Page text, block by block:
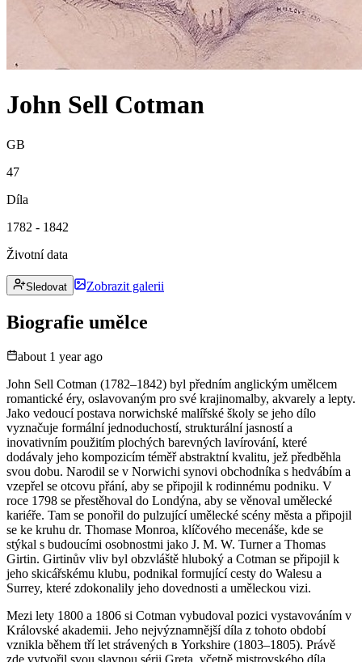
John Sell Cotman
GB
47
Díla
1782 - 1842
Životní data
Sledovat Zobrazit galerii
Biografie umělce
about 1 year ago
John Sell Cotman (1782–1842) byl předním anglickým umělcem
romantické éry, oslavovaným pro své krajinomalby, akvarely a lepty.
Jako vedoucí postava norwichské malířské školy se jeho dílo
vyznačuje formální jednoduchostí, strukturální jasností a
inovativním použitím plochých barevných lavírování, které
dodávaly jeho kompozicím téměř abstraktní kvalitu, jež předběhla
svou dobu. Narodil se v Norwichi synovi obchodníka s hedvábím a
vzepřel se otcovu přání, aby se připojil k rodinnému podniku. V
roce 1798 se přestěhoval do Londýna, aby se věnoval umělecké
kariéře. Tam se ponořil do pulzující umělecké scény města a připojil
se ke kruhu dr. Thomase Monroa, klíčového mecenáše, kde se
stýkal s budoucími osobnostmi jako J. M. W. Turner a Thomas
Girtin. Girtinův vliv byl obzvláště hluboký a Cotman se připojil k
jeho skicářskému klubu, podnikal formující cesty do Walesu a
Surrey, které zdokonalily jeho dovednosti a uměleckou vizi.
Mezi lety 1800 a 1806 si Cotman vybudoval pozici vystavováním v
Královské akademii. Jeho nejvýznamnější díla z tohoto období
vznikla během tří let strávených в Yorkshire (1803–1805). Právě
zde vytvořil svou slavnou sérii Greta, včetně mistrovského díla